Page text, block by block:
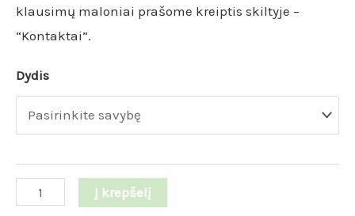
klausimų maloniai prašome kreiptis skiltyje –
“Kontaktai”.
Dydis
Į krepšelį